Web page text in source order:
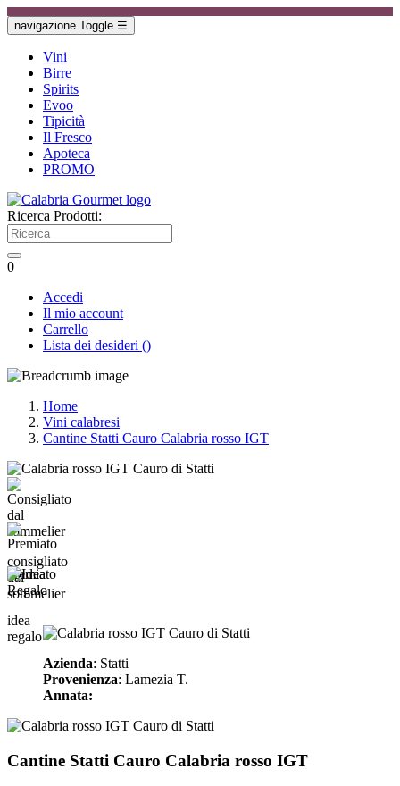
navigazione Toggle ☰
Vini
Birre
Spirits
Evoo
Tipicità
Il Fresco
Apoteca
PROMO
Ricerca Prodotti:
0
Accedi
Il mio account
Carrello
Lista dei desideri ()
Home
Vini calabresi
Cantine Statti Cauro Calabria rosso IGT
consigliato
dal
sommelier
premiato
idea
regalo
Azienda: Statti
Provenienza: Lamezia T.
Annata:
Cantine Statti Cauro Calabria rosso IGT